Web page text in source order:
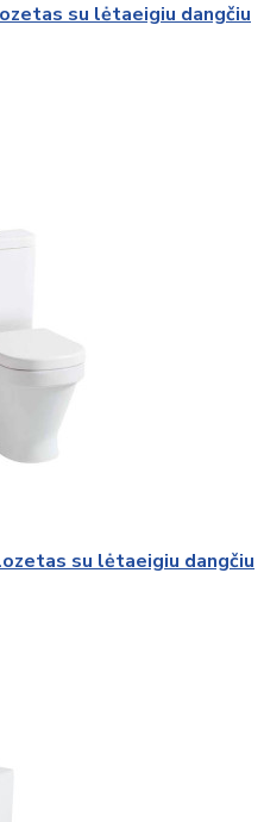
su lėtaeigiu dangčiu
su lėtaeigiu dangčiu